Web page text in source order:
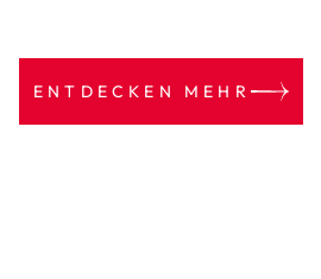
ENTDECKEN MEHR